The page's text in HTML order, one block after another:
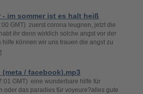
- im sommer ist es halt heiß
GMT) zuerst corona leugnen, jetzt die
ihr denn wirklich solche angst vor der
hilfe können wir uns trauen die angst zu
]
/ facebook).mp3
GMT) eine wunderbare hilfe für
oder das paradies für voyeure?alles gute